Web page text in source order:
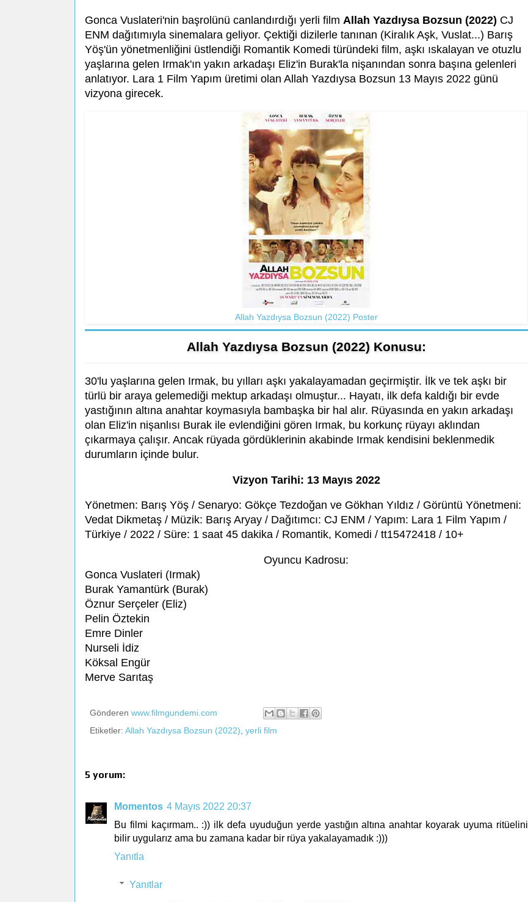
Gonca Vuslateri'nin başrolünü canlandırdığı yerli film Allah Yazdıysa Bozsun (2022) CJ
ENM dağıtımıyla sinemalara geliyor. Çektiği dizilerle tanınan (Kiralık Aşk, Vuslat...) Barış
Yöş'ün yönetmenliğini üstlendiği Romantik Komedi türündeki film, aşkı ıskalayan ve otuzlu
yaşlarına gelen Irmak'ın yakın arkadaşı Eliz'in Burak'la nişanından sonra başına gelenleri
anlatıyor. Lara 1 Film Yapım üretimi olan Allah Yazdıysa Bozsun 13 Mayıs 2022 günü
vizyona girecek.
Allah Yazdıysa Bozsun (2022) Poster
Allah Yazdıysa Bozsun (2022) Konusu:
30'lu yaşlarına gelen Irmak, bu yılları aşkı yakalayamadan geçirmiştir. İlk ve tek aşkı bir
türlü bir araya gelemediği mektup arkadaşı olmuştur... Hayatı, ilk defa kaldığı bir evde
yastığının altına anahtar koymasıyla bambaşka bir hal alır. Rüyasında en yakın arkadaşı
olan Eliz'in nişanlısı Burak ile evlendiğini gören Irmak, bu korkunç rüyayı aklından
çıkarmaya çalışır. Ancak rüyada gördüklerinin akabinde Irmak kendisini beklenmedik
durumların içinde bulur.
Vizyon Tarihi: 13 Mayıs 2022
Yönetmen: Barış Yöş / Senaryo: Gökçe Tezdoğan ve Gökhan Yıldız / Görüntü Yönetmeni:
Vedat Dikmetaş / Müzik: Barış Aryay / Dağıtımcı: CJ ENM / Yapım: Lara 1 Film Yapım /
Türkiye / 2022 / Süre: 1 saat 45 dakika / Romantik, Komedi / tt15472418 / 10+
Oyuncu Kadrosu:
Gonca Vuslateri (Irmak)
Burak Yamantürk (Burak)
Öznur Serçeler (Eliz)
Pelin Öztekin
Emre Dinler
Nurseli İdiz
Köksal Engür
Merve Sarıtaş
Gönderen www.filmgundemi.com
Etiketler: Allah Yazdıysa Bozsun (2022) yerli film
5 yorum:
Momentos 4 Mayıs 2022 20:37
Bu filmi kaçırmam.. :)) ilk defa uyuduğun yerde yastığın altına anahtar koyarak uyuma ritüelini
bilir uygularız ama bu zamana kadar bir rüya yakalayamadık :)))
Yanıtla
Yanıtlar